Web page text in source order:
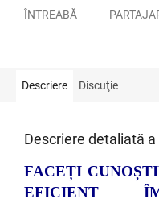
ÎNTREABĂ
Descriere Discuţie
Descriere detaliată
FACEȚI
EFICIENT